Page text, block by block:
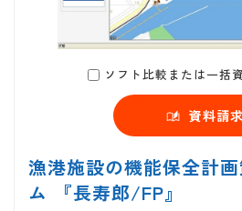
ソフト比較または一括
資料請求
漁港施設の機能保全計
ム 『長寿郎/FP』